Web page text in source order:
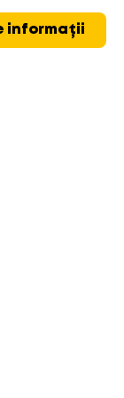
informații